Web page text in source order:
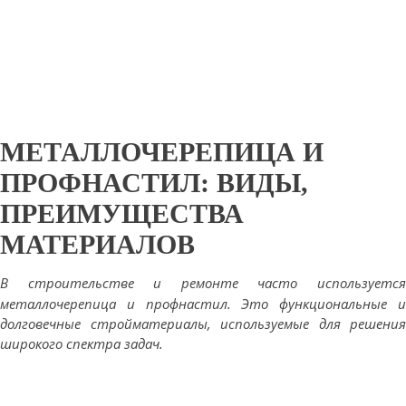
МЕТАЛЛОЧЕРЕПИЦА И
ПРОФНАСТИЛ: ВИДЫ,
ПРЕИМУЩЕСТВА
МАТЕРИАЛОВ
В строительстве и ремонте часто используется
металлочерепица и профнастил. Это функциональные и
долговечные стройматериалы, используемые для решения
широкого спектра задач.